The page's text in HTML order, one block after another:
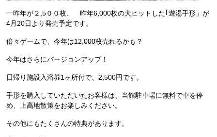
一昨年が２,5００枚、 昨年6,000枚の大ヒットした｢遊湯手形」が
4月20日より発売予定です。
倍々ゲームで、今年は12,000枚売れるかも？
今年はさらにバージョンアップ！
日帰り施設入浴券1ヶ所付で、2,500円です。
手形を購入していただいたお客様は、当館駐車場に無料で車を停
め、上高地散策をお楽しみください。
その他にもたくさんの特典があります。